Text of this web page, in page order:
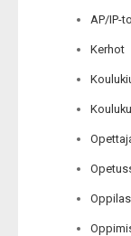
AP/IP-
Kerhot